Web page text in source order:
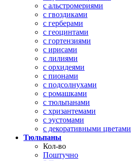
с альстромериями
с гвоздиками
с герберами
с геоцинтами
с гортензиями
с ирисами
с лилиями
с орхидеями
с пионами
с подсолнухами
с ромашками
с тюльпанами
с хризантемами
с эустомами
с декоративными цветами
Тюльпаны
Кол-во
Поштучно